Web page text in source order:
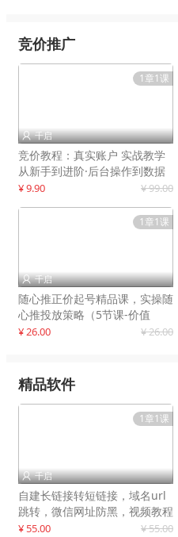
竞价推广
1章1课
 千启
竞价教程：真实账户 实战教学
从新手到进阶·后台操作到数据
优化
¥ 9.90 ¥ 99.00
1章1课
 千启
随心推正价起号精品课，实操随
心推投放策略（5节课-价值
298）
¥ 26.00 ¥ 26.00
精品软件
1章1课
 千启
自建长链接转短链接，域名url
跳转，微信网址防黑，视频教程
手把手教你
¥ 55.00 ¥ 55.00